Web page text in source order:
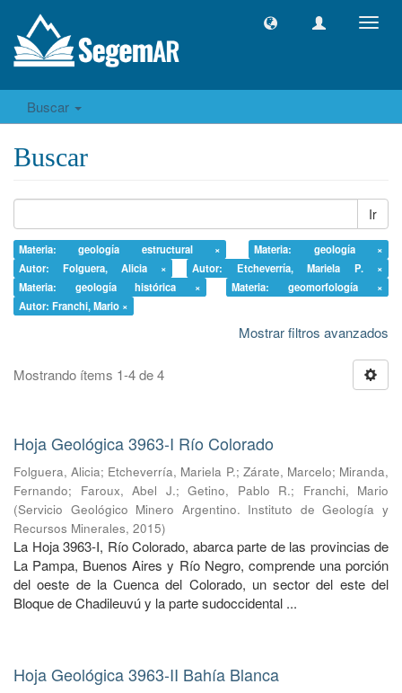
Buscar
Buscar
Ir
Materia: geología estructural ×
Materia: geología ×
Autor: Folguera, Alicia ×
Autor: Etcheverría, Mariela P. ×
Materia: geología histórica ×
Materia: geomorfología ×
Autor: Franchi, Mario ×
Mostrar filtros avanzados
Mostrando ítems 1-4 de 4
Hoja Geológica 3963-I Río Colorado
Folguera, Alicia; Etcheverría, Mariela P.; Zárate, Marcelo; Miranda,
Fernando; Faroux, Abel J.; Getino, Pablo R.; Franchi, Mario
(Servicio Geológico Minero Argentino. Instituto de Geología y
Recursos Minerales, 2015)
La Hoja 3963-I, Río Colorado, abarca parte de las provincias de
La Pampa, Buenos Aires y Río Negro, comprende una porción
del oeste de la Cuenca del Colorado, un sector del este del
Bloque de Chadileuvú y la parte sudoccidental ...
Hoja Geológica 3963-II Bahía Blanca